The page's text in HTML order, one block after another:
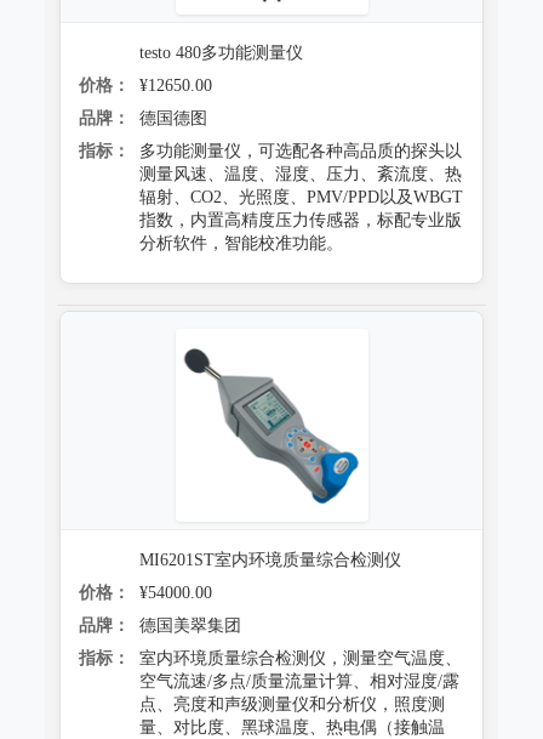
testo 480多功能测量仪
价格：
¥12650.00
品牌：
德国德图
指标：
多功能测量仪，可选配各种高品质的探头以
测量风速、温度、湿度、压力、紊流度、热
辐射、CO2、光照度、PMV/PPD以及WBGT
指数，内置高精度压力传感器，标配专业版
分析软件，智能校准功能。
MI6201ST室内环境质量综合检测仪
价格：
¥54000.00
品牌：
德国美翠集团
指标：
室内环境质量综合检测仪，测量空气温度、
空气流速/多点/质量流量计算、相对湿度/露
点、亮度和声级测量仪和分析仪，照度测
量、对比度、黑球温度、热电偶（接触温